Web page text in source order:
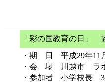
「彩の国教育の日」
・期 日 平成29年11
・会 場 川越市 ラ
・参加者 小学校長